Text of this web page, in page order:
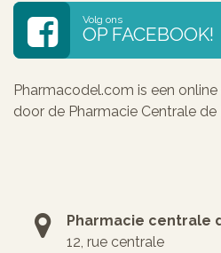
Volg ons
OP FACEBOOK!
Pharmacodel.com is een
door de Pharmacie Centrale de
Pharmacie centrale
12, rue centrale